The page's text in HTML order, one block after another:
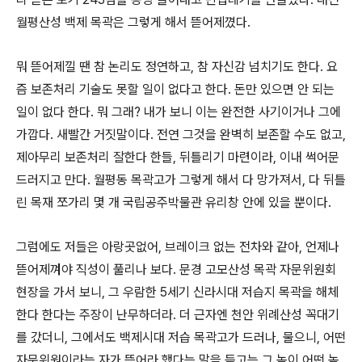
월평산성 백제 목곽은 그렇게 해서 뜯어제꼈다.
뭐 뜯어제낄 땐 참 논리도 정연하고, 참 자신감 넘치기도 한다. 요
즘 보존처리 기술도 못할 일이 없다고 한다. 돈만 있으면 안 되는
일이 없다 한다. 뭐 그래? 내가 보니 이는 완전한 사기이거나 그에
가깝다. 새빨간 거짓말이다. 전연 그것을 완벽히 보존할 수도 없고,
제아무리 보존처리 잘한다 한들, 뒤틀리기 마련이라, 이내 썩어문
드러지고 만다. 월평동 목곽고가 그렇게 해서 다 망가져서, 다 뒤틀
린 목재 쪼가리 몇 개 국립공주박물관 유리창 안에 있을 뿐이다.
그럼에도 저들은 아랑곳없어, 브레이크 없는 전차와 같아, 언제나
뜯어제껴야 직성이 풀리나 보다. 문경 고모산성 목곽 자문위원회
현장을 가서 보니, 그 우람한 5세기 신라시대 저습지 목곽을 해체
한다 한다는 주장이 난무하더라. 더 근자엔 천안 위례산성 꼭대기
를 갔더니, 그에서도 백제시대 저습 목곽고가 드러나, 물으니, 어떤